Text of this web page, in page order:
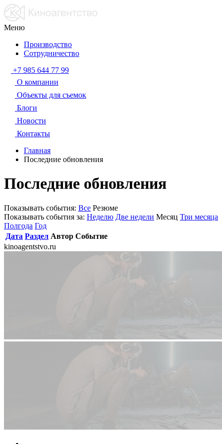
Меню
Производство
Сотрудничество
+7 985 644 77 99
О компании
Объекты для съемок
Блоги
Новости
Контакты
Главная
Последние обновления
Последние обновления
Показывать события: Все Резюме
Показывать события за: Неделю Две недели Месяц Три месяца
Полгода Год
Дата Раздел Автор Событие
kinoagentstvo.ru